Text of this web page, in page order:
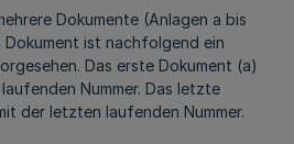
Dokumente (Anlagen a bis
ist nachfolgend ein
Das erste Dokument (a)
Nummer. Das letzte
der letzten laufenden Nummer.